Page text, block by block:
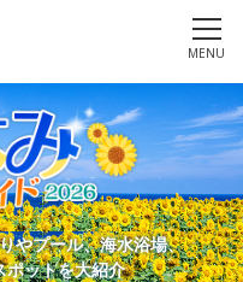
MENU
やプール、海水浴場、
ポットを大紹介